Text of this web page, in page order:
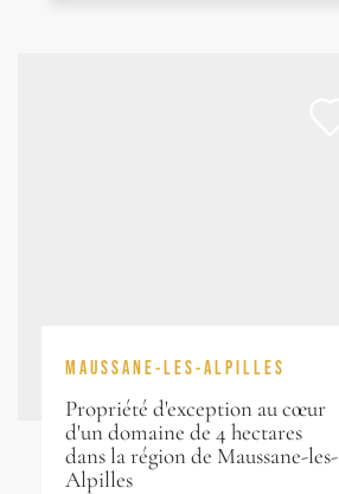
MAUSSANE-LES-ALPILLES
Propriété d'exception au cœur
d'un domaine de 4 hectares
dans la région de Maussane-les-
Alpilles